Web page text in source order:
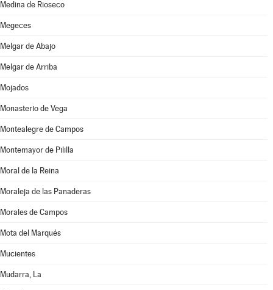
Medina de Rioseco
Megeces
Melgar de Abajo
Melgar de Arriba
Mojados
Monasterio de Vega
Montealegre de Campos
Montemayor de Pililla
Moral de la Reina
Moraleja de las Panaderas
Morales de Campos
Mota del Marqués
Mucientes
Mudarra, La